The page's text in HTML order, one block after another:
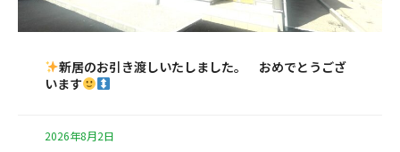
新居のお引き渡しいたしました。 おめでとうござ
います
2026年8月2日